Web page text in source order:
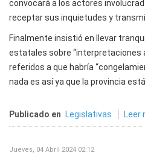
convocará a los actores
receptar sus inquietudes y
Finalmente insistió en llevar
estatales sobre “interpretaciones
referidos a que habría
nada es así ya que la provincia
Publicado en Legislativas Leer
Jueves, 04 Abril 2024 02:12